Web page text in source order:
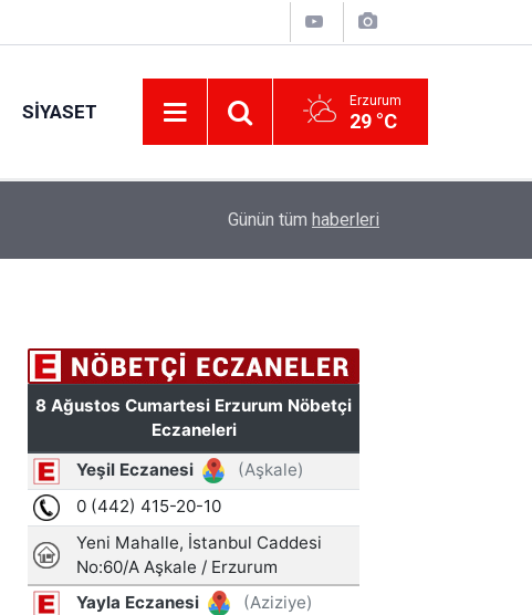
SIYASET Erzurum
29 °C
Türkiye'de bir ilki yapıyor: Kilim üzerine
Günün tüm haberleri